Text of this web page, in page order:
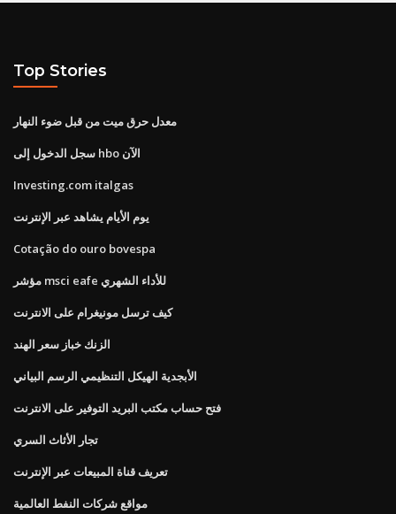
Top Stories
معدل حرق ميت من قبل ضوء النهار
سجل الدخول إلى hbo الآن
Investing.com italgas
يوم الأيام يشاهد عبر الإنترنت
Cotação do ouro bovespa
مؤشر msci eafe للأداء الشهري
كيف ترسل مونيغرام على الانترنت
الزنك خباز سعر الهند
الأبجدية الهيكل التنظيمي الرسم البياني
فتح حساب مكتب البريد التوفير على الانترنت
تجار الأثاث السري
تعريف قناة المبيعات عبر الإنترنت
مواقع شركات النفط العالمية